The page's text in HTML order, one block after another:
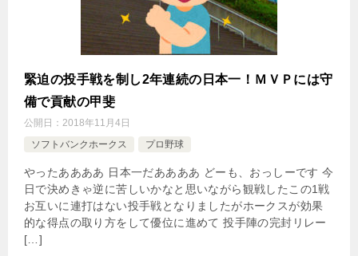
緊迫の投手戦を制し2年連続の日本一！ＭＶＰには守
備で貢献の甲斐
公開日： 2018年11月4日
ソフトバンクホークス
プロ野球
やったああああ 日本一だああああ どーも、おっしーです 今
日で決めきゃ逆に苦しいかなと思いながら観戦したこの1戦
お互いに連打はない投手戦となりましたがホークスが効果
的な得点の取り方をして優位に進めて 投手陣の完封リレー
[…]